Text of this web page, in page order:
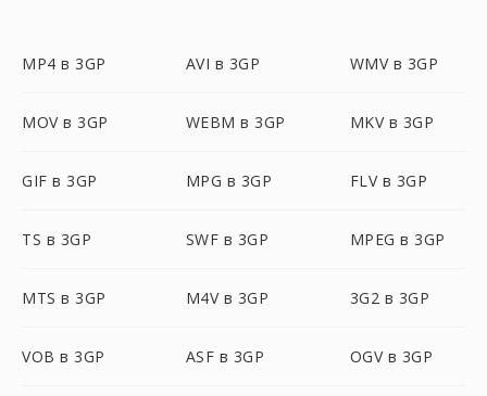
MP4 в 3GP AVI в 3GP WMV в 3GP
MOV в 3GP WEBM в 3GP MKV в 3GP
GIF в 3GP MPG в 3GP FLV в 3GP
TS в 3GP SWF в 3GP MPEG в 3GP
MTS в 3GP M4V в 3GP 3G2 в 3GP
VOB в 3GP ASF в 3GP OGV в 3GP